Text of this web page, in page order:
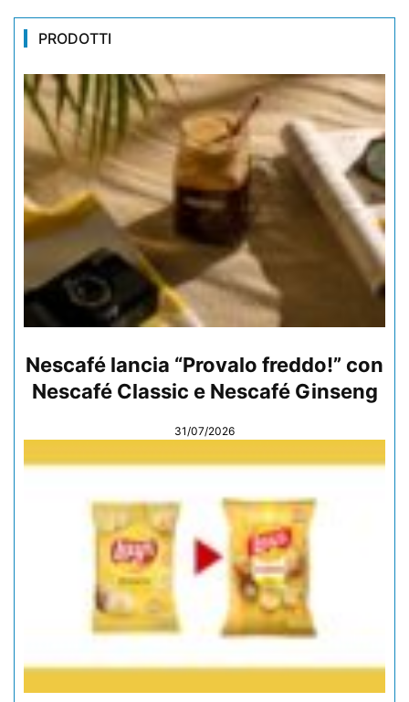
PRODOTTI
Nescafé lancia “Provalo freddo!” con
Nescafé Classic e Nescafé Ginseng
31/07/2026